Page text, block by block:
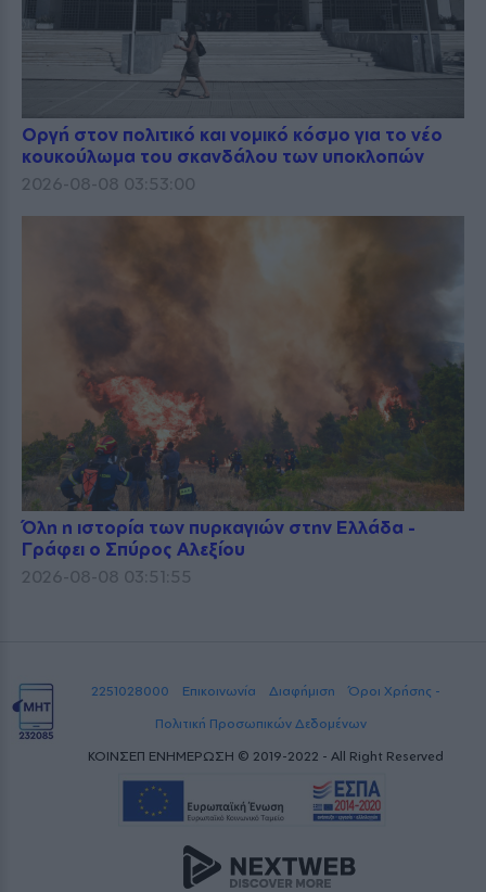
Οργή στον πολιτικό και νομικό κόσμο για το νέο
κουκούλωμα του σκανδάλου των υποκλοπών
2026-08-08 03:53:00
Όλη η ιστορία των πυρκαγιών στην Ελλάδα -
Γράφει ο Σπύρος Αλεξίου
2026-08-08 03:51:55
2251028000 Επικοινωνία Διαφήμιση
Όροι Χρήσης -
Πολιτική Προσωπικών Δεδομένων
ΚΟΙΝΣΕΠ ΕΝΗΜΕΡΩΣΗ © 2019-2022 - All Right Reserved